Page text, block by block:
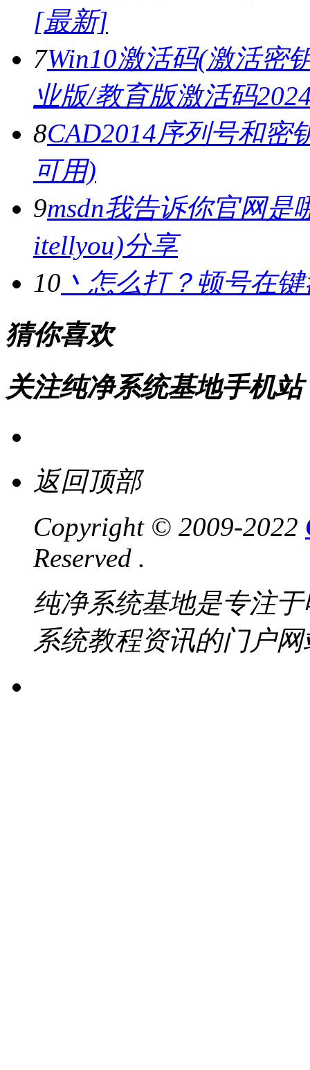
[最新]
7Win10激活码(激活密
业版/教育版激活码
8CAD2014序列号和密
可用)
9msdn我告诉你官网是
itellyou)分享
10 丶怎么打？顿号在
猜你喜欢
关注纯净系统基地手机站
返回顶部
Copyright © 2009-2022
Reserved .
纯净系统基地是专注
系统教程资讯的门户